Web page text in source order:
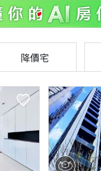
降價宅